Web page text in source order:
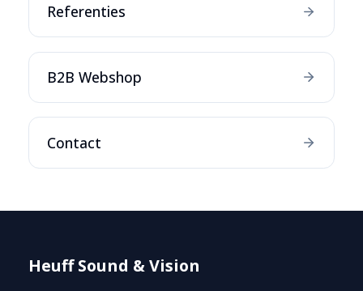
Referenties
B2B Webshop
Contact
Heuff Sound & Vision